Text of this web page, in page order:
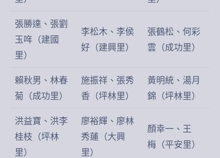
張勝達、張劉
玉哖（建國
里）
李松木、李侯
好（建興里）
張鶴松、何彩
雲（成功里）
賴秋男、林春
菊（成功里）
施振祥、張秀
香（坪林里）
黃明統、湯月
錦（坪林里）
洪益寶、洪李
桂枝（坪林
里）
廖裕輝、廖林
秀蓮（大興
里）
顏幸一、王
梅（平安里）